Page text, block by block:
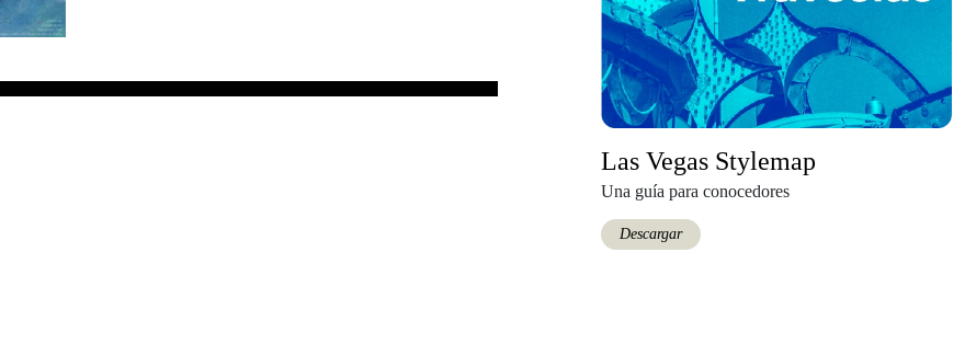
Las Vegas Stylemap
Una guía para conocedores
Descargar